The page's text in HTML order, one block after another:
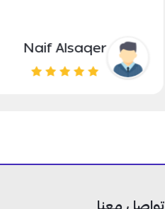
Naif Alsaqer